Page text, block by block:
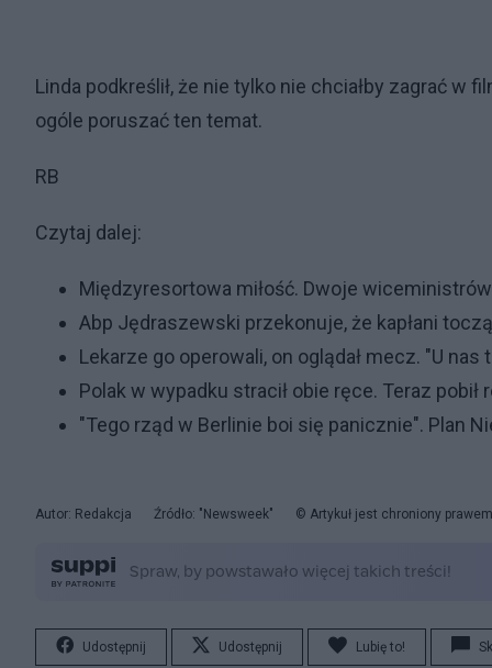
Linda podkreślił, że nie tylko nie chciałby zagrać
ogóle poruszać ten temat.
RB
Czytaj dalej:
Międzyresortowa miłość. Dwoje wiceministrów
Abp Jędraszewski przekonuje, że kapłani
Lekarze go operowali, on oglądał mecz. "U
Polak w wypadku stracił obie ręce. Teraz pobił
"Tego rząd w Berlinie boi się panicznie". Plan
Autor: Redakcja Źródło: "Newsweek" © Artykuł jest chroniony
Udostępnij Udostępnij Lubię to!